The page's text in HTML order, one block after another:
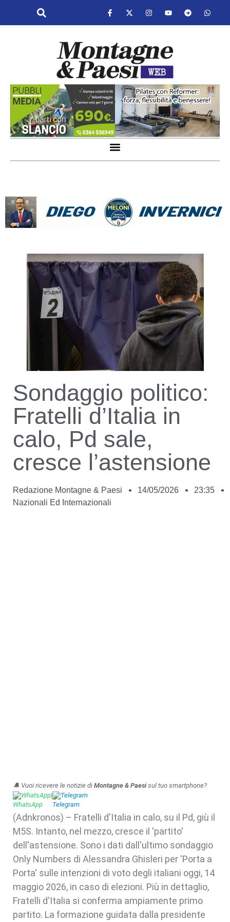
Sondaggio politico:
Fratelli d’Italia in
calo, Pd sale,
cresce l’astensione
Redazione Montagne & Paesi 14/05/2026
23:35
Nazionali Ed Internazionali
🔔 Vuoi ricevere le notizie di Montagne & Paesisul tuo smartphone?
WhatsApp| Telegram
(Adnkronos) – Fratelli d'Italia in calo, su il Pd, giù il
M5S. Intanto, nel mezzo, cresce il 'partito'
dell'astensione. Sono i dati dall'ultimo sondaggio
Only Numbers di Alessandra Ghisleri per 'Porta a
Porta' sulle intenzioni di voto degli italiani oggi, 14
maggio 2026, in caso di elezioni. Più in dettaglio,
Fratelli d'Italia si conferma ampiamente primo
partito. La formazione guidata dalla presidente